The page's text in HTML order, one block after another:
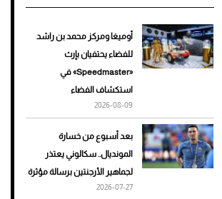
تمنحك فخامة استثنائية
لإطلالة جريئة وعصرية
أحذية Mary Jane: ترف وأناقة
أوميغا ومركز محمد بن راشد
للفضاء يحتفيان بإرث
«Speedmaster» في
استكشاف الفضاء
2026-08-09
بعد أسبوع من خسارة
المونديال.. سكالوني يعتذر
لجماهير الأرجنتين برسالة مؤثرة
2026-07-27